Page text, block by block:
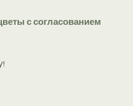
с согласованием